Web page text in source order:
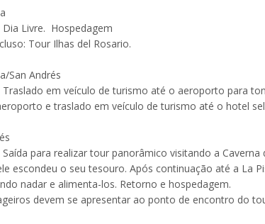
Dia Livre. Hospedagem
Tour Ilhas del Rosario.
San Andrés
Traslado em veículo de turismo até o aeroporto para
e traslado em veículo de turismo até o hotel
Saída para realizar tour panorâmico visitando a
escondeu o seu tesouro. Após continuação até a La
nadar e alimenta-los. Retorno e hospedagem.
devem se apresentar ao ponto de encontro do